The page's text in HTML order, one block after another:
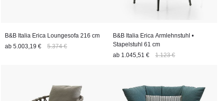
B&B Italia Erica Loungesofa 216 cm
ab 5.003,19 € 5.374 €
B&B Italia Erica Armlehnstuhl •
Stapelstuhl 61 cm
ab 1.045,51 € 1.123 €